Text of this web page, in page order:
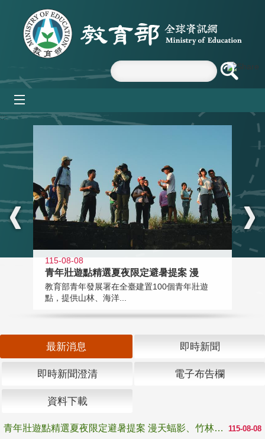
跳到主要內容區塊
:::
115-08-08
青年壯遊點精選夏夜限定避暑提案 漫
教育部青年發展署在全臺建置100個青年壯遊
點，提供山林、海洋...
最新消息 即時新聞
即時新聞澄清 電子布告欄
資料下載
115-08-08
青年壯遊點精選夏夜限定避暑提案 漫天蝠影、竹林尋蛙、茶香夜觀 邀青年暮色出發